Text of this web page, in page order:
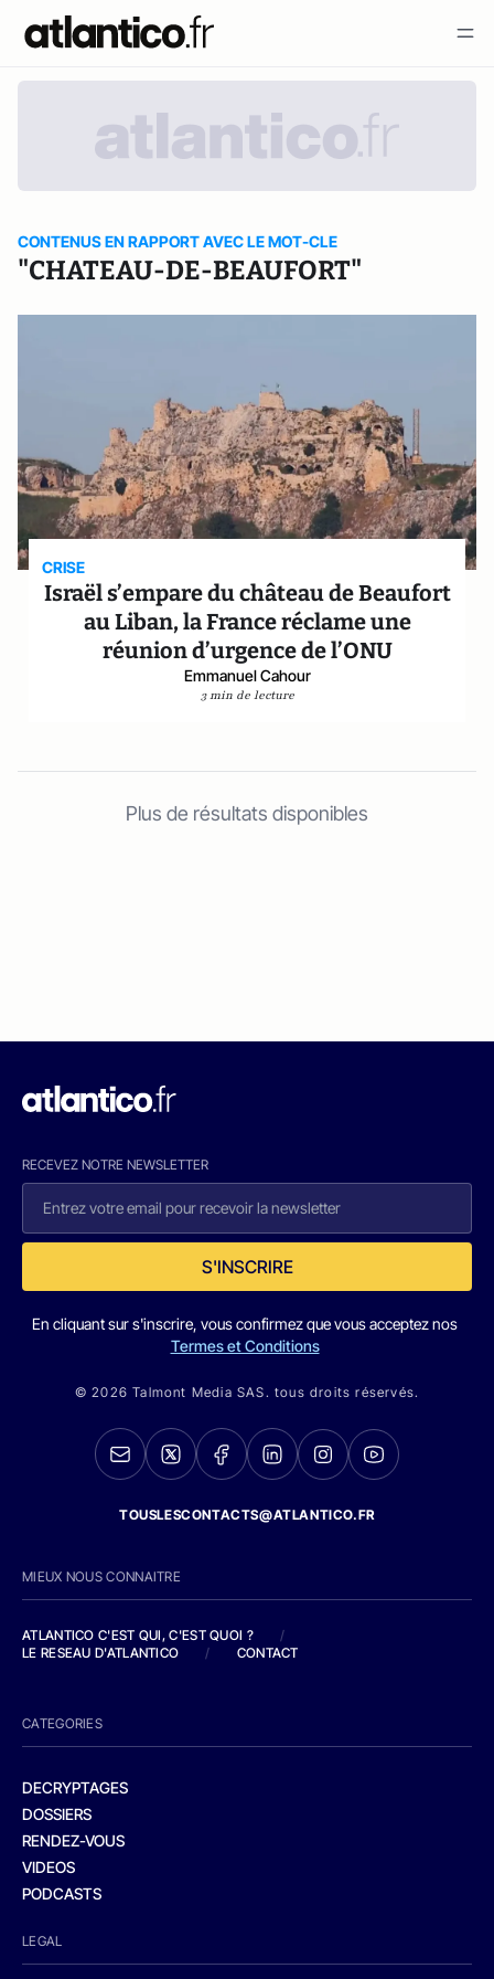
CONTENUS EN RAPPORT AVEC LE MOT-CLE
"CHATEAU-DE-BEAUFORT"
CRISE
Israël s’empare du château de Beaufort
au Liban, la France réclame une
réunion d’urgence de l’ONU
Emmanuel Cahour
3 min de lecture
Plus de résultats disponibles
RECEVEZ NOTRE NEWSLETTER
S'INSCRIRE
En cliquant sur s'inscrire, vous confirmez que vous acceptez nos
Termes et Conditions
© 2026 Talmont Media SAS. tous droits réservés.
TOUSLESCONTACTS@ATLANTICO.FR
MIEUX NOUS CONNAITRE
ATLANTICO C'EST QUI, C'EST QUOI ?
/
LE RESEAU D'ATLANTICO
/ CONTACT
CATEGORIES
DECRYPTAGES
DOSSIERS
RENDEZ-VOUS
VIDEOS
PODCASTS
LEGAL